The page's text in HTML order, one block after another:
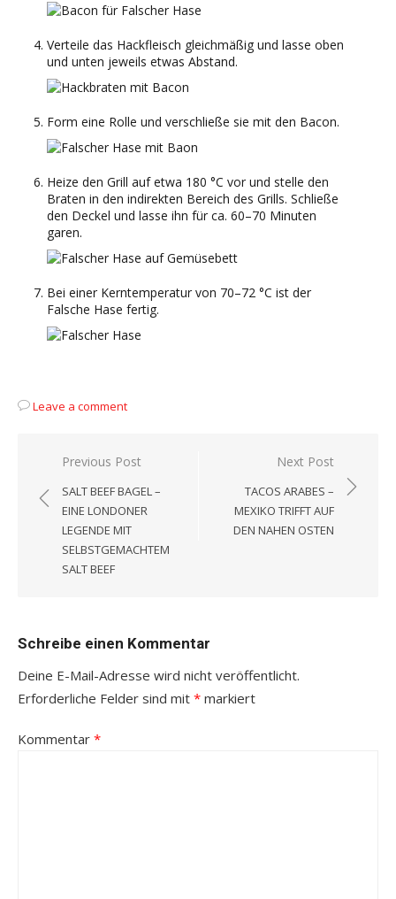
Verteile das Hackfleisch gleichmäßig und lasse oben
und unten jeweils etwas Abstand.
Form eine Rolle und verschließe sie mit den Bacon.
Heize den Grill auf etwa 180 °C vor und stelle den
Braten in den indirekten Bereich des Grills. Schließe
den Deckel und lasse ihn für ca. 60–70 Minuten
garen.
Bei einer Kerntemperatur von 70–72 °C ist der
Falsche Hase fertig.
Leave a comment
Beitragsnavigation
Previous Post
SALT BEEF BAGEL –
EINE LONDONER
LEGENDE MIT
SELBSTGEMACHTEM
SALT BEEF
Next Post
TACOS ARABES –
MEXIKO TRIFFT AUF
DEN NAHEN OSTEN
Schreibe einen Kommentar
Deine E-Mail-Adresse wird nicht veröffentlicht.
Erforderliche Felder sind mit * markiert
Kommentar *